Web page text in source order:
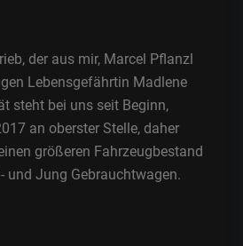
der aus mir, Marcel Pflanzl
Lebensgefährtin Madlene
steht bei uns seit Beginn,
an oberster Stelle, daher
größeren Fahrzeugbestand
und Jung Gebrauchtwagen.